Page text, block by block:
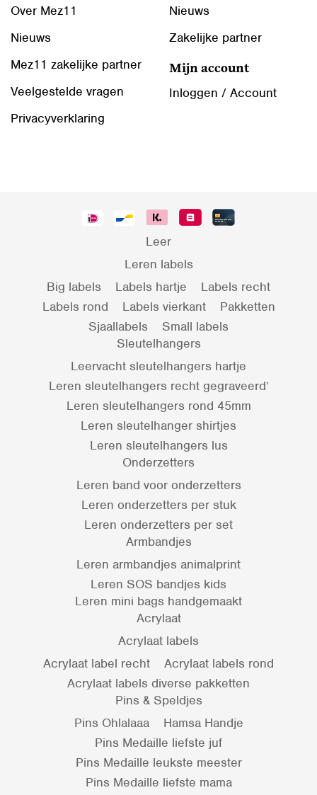
Over Mez11
Nieuws
Mez11 zakelijke partner
Veelgestelde vragen
Privacyverklaring
Nieuws
Zakelijke partner
Mijn account
Inloggen / Account
Leer
Leren labels
Big labels
Labels hartje
Labels recht
Labels rond
Labels vierkant
Pakketten
Sjaallabels
Small labels
Sleutelhangers
Leervacht sleutelhangers hartje
Leren sleutelhangers recht gegraveerd’
Leren sleutelhangers rond 45mm
Leren sleutelhanger shirtjes
Leren sleutelhangers lus
Onderzetters
Leren band voor onderzetters
Leren onderzetters per stuk
Leren onderzetters per set
Armbandjes
Leren armbandjes animalprint
Leren SOS bandjes kids
Leren mini bags handgemaakt
Acrylaat
Acrylaat labels
Acrylaat label recht
Acrylaat labels rond
Acrylaat labels diverse pakketten
Pins & Speldjes
Pins Ohlalaaa
Hamsa Handje
Pins Medaille liefste juf
Pins Medaille leukste meester
Pins Medaille liefste mama